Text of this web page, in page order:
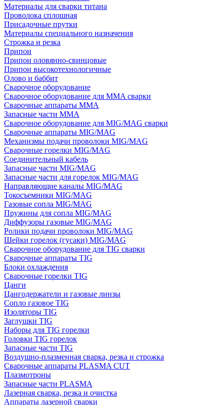
Материалы для сварки титана
Проволока сплошная
Присадочные прутки
Материалы специального назначения
Строжка и резка
Припои
Припои оловянно-свинцовые
Припои высокотехнологичные
Олово и баббит
Сварочное оборудование
Сварочное оборудование для MMA сварки
Сварочные аппараты MMA
Запасные части MMA
Сварочное оборудование для MIG/MAG сварки
Сварочные аппараты MIG/MAG
Механизмы подачи проволоки MIG/MAG
Сварочные горелки MIG/MAG
Соединительный кабель
Запасные части MIG/MAG
Запасные части для горелок MIG/MAG
Направляющие каналы MIG/MAG
Токосъемники MIG/MAG
Газовые сопла MIG/MAG
Пружины для сопла MIG/MAG
Диффузоры газовые MIG/MAG
Ролики подачи проволоки MIG/MAG
Шейки горелок (гусаки) MIG/MAG
Сварочное оборудование для TIG сварки
Сварочные аппараты TIG
Блоки охлаждения
Сварочные горелки TIG
Цанги
Цангодержатели и газовые линзы
Сопло газовое TIG
Изоляторы TIG
Заглушки TIG
Наборы для TIG горелки
Головки TIG горелок
Запасные части TIG
Воздушно-плазменная сварка, резка и строжка
Сварочные аппараты PLASMA CUT
Плазмотроны
Запасные части PLASMA
Лазерная сварка, резка и очистка
Аппараты лазерной сварки